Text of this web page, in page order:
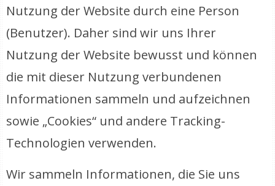
Nutzung der Website durch eine Person
(Benutzer). Daher sind wir uns Ihrer
Nutzung der Website bewusst und können
die mit dieser Nutzung verbundenen
Informationen sammeln und aufzeichnen
sowie „Cookies“ und andere Tracking-
Technologien verwenden.
Wir sammeln Informationen, die Sie uns